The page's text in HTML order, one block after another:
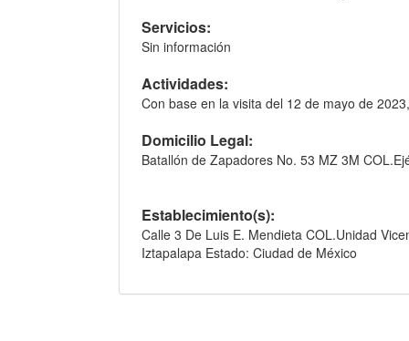
Servicios:
Sin información
Actividades:
Con base en la visita del 12 de mayo de
Domicilio Legal:
Batallón de Zapadores No. 53 MZ 3M
Establecimiento(s):
Calle 3 De Luis E. Mendieta COL.Unidad
Iztapalapa Estado: Ciudad de México